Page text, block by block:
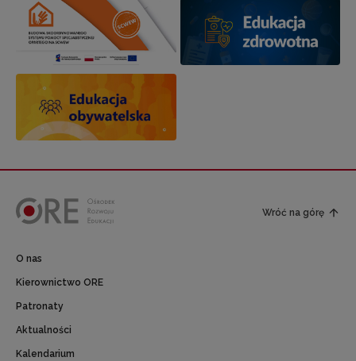
Wróć na górę
O nas
Kierownictwo ORE
Patronaty
Aktualności
Kalendarium